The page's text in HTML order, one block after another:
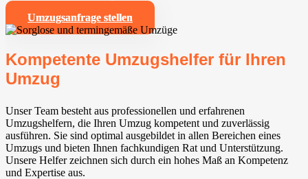
Umzugsanfrage stellen
Kompetente Umzugshelfer für Ihren
Umzug
Unser Team besteht aus professionellen und erfahrenen
Umzugshelfern, die Ihren Umzug kompetent und zuverlässig
ausführen. Sie sind optimal ausgebildet in allen Bereichen eines
Umzugs und bieten Ihnen fachkundigen Rat und Unterstützung.
Unsere Helfer zeichnen sich durch ein hohes Maß an Kompetenz
und Expertise aus.